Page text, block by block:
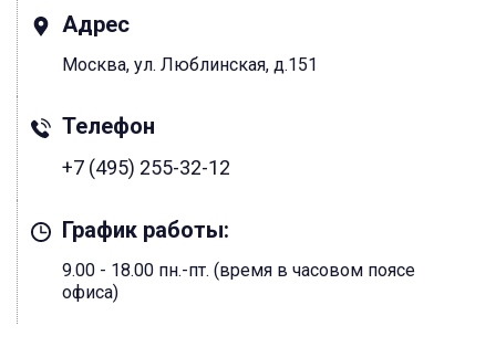
Адрес
Москва, ул. Люблинская, д.151
Телефон
+7 (495) 255-32-12
График работы:
9.00 - 18.00 пн.-пт. (время в часовом поясе
офиса)